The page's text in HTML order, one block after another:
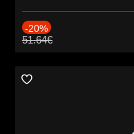
-20%
51.64€